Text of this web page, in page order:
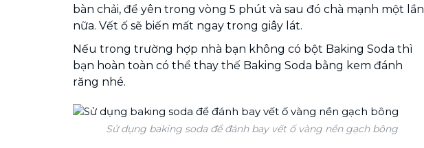
bàn chải, để yên trong vòng 5 phút và sau đó chà mạnh một lần
nữa. Vết ố sẽ biến mất ngay trong giây lát.
Nếu trong trường hợp nhà bạn không có bột Baking Soda thì
bạn hoàn toàn có thể thay thế Baking Soda bằng kem đánh
răng nhé.
Sử dụng baking soda để đánh bay vết ố vàng nền gạch bông